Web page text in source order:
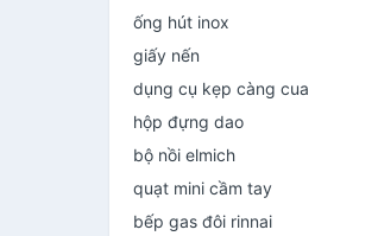
ống hút inox
giấy nến
dụng cụ kẹp càng cua
hộp đựng dao
bộ nồi elmich
quạt mini cầm tay
bếp gas đôi rinnai